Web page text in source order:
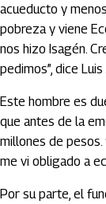
acueducto y
pobreza y viene
nos hizo Isagén.
pedimos”, dice
Este hombre es
que antes de la
millones de
me vi obligado a
Por su parte, el